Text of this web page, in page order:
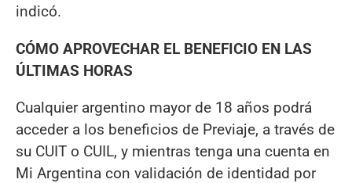
indicó.
CÓMO APROVECHAR EL BENEFICIO EN LAS
ÚLTIMAS HORAS
Cualquier argentino mayor de 18 años podrá
acceder a los beneficios de Previaje, a través de
su CUIT o CUIL, y mientras tenga una cuenta en
Mi Argentina con validación de identidad por